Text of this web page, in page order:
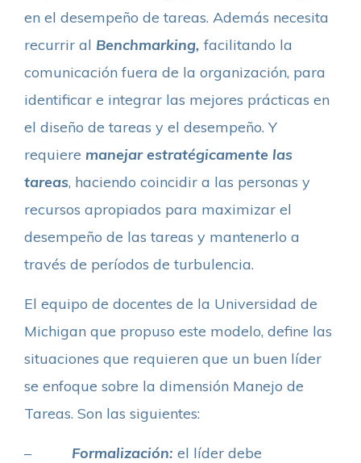
en el desempeño de tareas. Además necesita
recurrir al Benchmarking, facilitando la
comunicación fuera de la organización, para
identificar e integrar las mejores prácticas en
el diseño de tareas y el desempeño. Y
requiere manejar estratégicamente las
tareas, haciendo coincidir a las personas y
recursos apropiados para maximizar el
desempeño de las tareas y mantenerlo a
través de períodos de turbulencia.
El equipo de docentes de la Universidad de
Michigan que propuso este modelo, define las
situaciones que requieren que un buen líder
se enfoque sobre la dimensión Manejo de
Tareas. Son las siguientes:
– Formalización: el líder debe